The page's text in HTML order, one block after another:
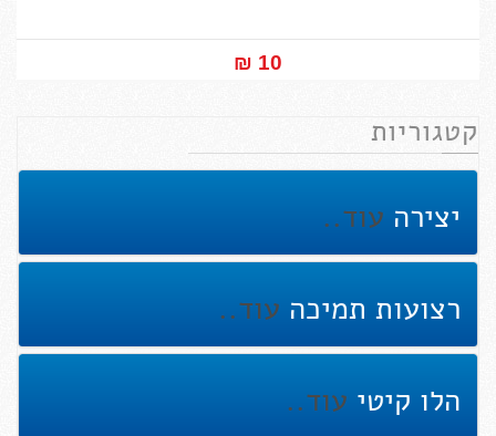
10 ₪‎
קטגוריות
יצירה עוד..
רצועות תמיכה עוד..
הלו קיטי עוד..